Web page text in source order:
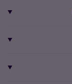
Alle telefoons
iPhone 16